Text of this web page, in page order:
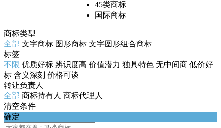
45类商标
国际商标
商标类型
全部 文字商标 图形商标 文字图形组合商标
标签
不限 优质好标 辨识度高 价值潜力 独具特色 无中间商 低价好
标 含义深刻 价格可谈
转让负责人
全部 商标持有人 商标代理人
清空条件
确定